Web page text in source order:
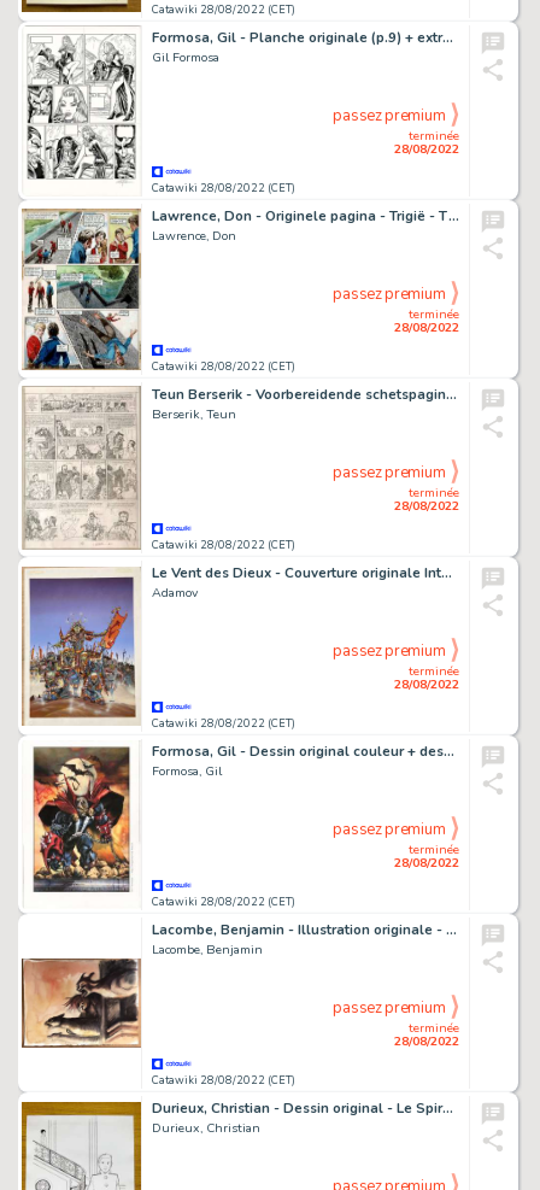
Catawiki 28/08/2022 (CET)
Formosa, Gil - Planche originale (p.9) + extra's - Robur - Page volante - (2002)
Gil Formosa
Catawiki 28/08/2022 (CET)
terminée
28/08/2022
passez premium
Lawrence, Don - Originele pagina - Trigië - The lost years (De voorspelling van Narri) - (1973)
Lawrence, Don
Catawiki 28/08/2022 (CET)
terminée
28/08/2022
passez premium
Teun Berserik - Voorbereidende schetspagina (p.16) Blake & Mortimer T25 - La Vallée des Immortels T1 - (2017/2018)
Berserik, Teun
Catawiki 28/08/2022 (CET)
terminée
28/08/2022
passez premium
Le Vent des Dieux - Couverture originale Intégrale T1 - Exemplaire unique (1995)
Adamov
Catawiki 28/08/2022 (CET)
terminée
28/08/2022
passez premium
Formosa, Gil - Dessin original couleur + dessin original préparatoire - Spawn 71 - (2003)
Formosa, Gil
Catawiki 28/08/2022 (CET)
terminée
28/08/2022
passez premium
Lacombe, Benjamin - Illustration originale - Hommage Notre Dame de Paris - (2019)
Lacombe, Benjamin
Catawiki 28/08/2022 (CET)
terminée
28/08/2022
passez premium
Durieux, Christian - Dessin original - Le Spirou de... T16 - Pacific Palace - (2021)
Durieux, Christian